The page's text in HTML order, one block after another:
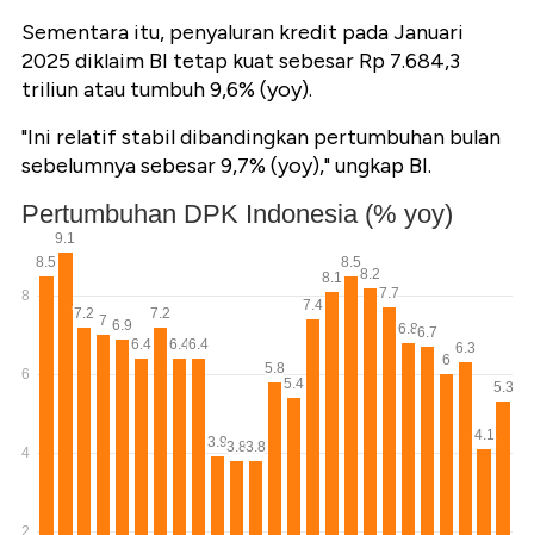
Sementara itu, penyaluran kredit pada Januari
2025 diklaim BI tetap kuat sebesar Rp 7.684,3
triliun atau tumbuh 9,6% (yoy).
"Ini relatif stabil dibandingkan pertumbuhan bulan
sebelumnya sebesar 9,7% (yoy)," ungkap BI.